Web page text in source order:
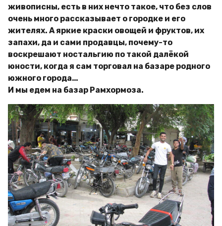
живописны, есть в них нечто такое, что без слов
очень много рассказывает о городке и его
жителях. А яркие краски овощей и фруктов, их
запахи, да и сами продавцы, почему-то
воскрешают ностальгию по такой далёкой
юности, когда я сам торговал на базаре родного
южного города…
И мы едем на базар Рамхормоза.